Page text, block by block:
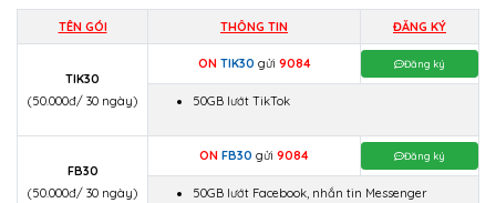
TÊN GÓI THÔNG TIN ĐĂNG KÝ
TIK30
(50.000đ/ 30 ngày)
ON TIK30 gửi 9084 Đăng ký
50GB lướt TikTok
FB30
(50.000đ/ 30 ngày)
ON FB30 gửi 9084 Đăng ký
50GB lướt Facebook, nhắn tin Messenger